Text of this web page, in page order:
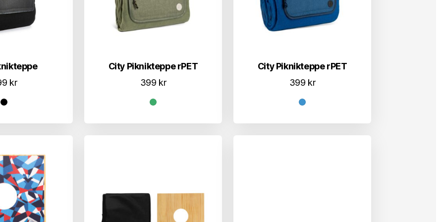
kr
City Piknikteppe rPET
399 kr
City Piknikteppe rPET
399 kr